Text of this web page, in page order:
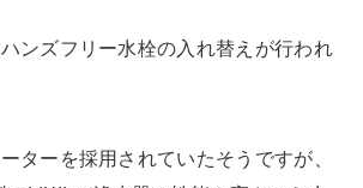
ンズフリー水栓の入れ替えが行われ
ターを採用されていたそうですが、